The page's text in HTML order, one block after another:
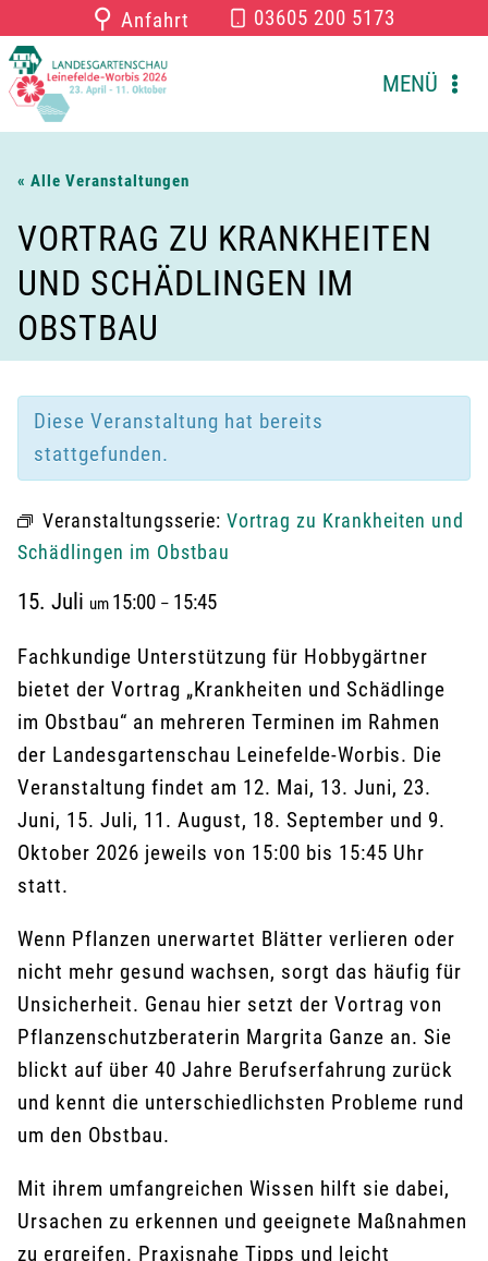
Inhalt
springen
⚲ Anfahrt 03605 200 5173
MENÜ
« Alle Veranstaltungen
VORTRAG ZU KRANKHEITEN
UND SCHÄDLINGEN IM
OBSTBAU
Diese Veranstaltung hat bereits
stattgefunden.
Veranstaltungsserie: Vortrag zu Krankheiten und
Schädlingen im Obstbau
15. Juli um 15:00 – 15:45
Fachkundige Unterstützung für Hobbygärtner
bietet der Vortrag „Krankheiten und Schädlinge
im Obstbau“ an mehreren Terminen im Rahmen
der Landesgartenschau Leinefelde-Worbis. Die
Veranstaltung findet am 12. Mai, 13. Juni, 23.
Juni, 15. Juli, 11. August, 18. September und 9.
Oktober 2026 jeweils von 15:00 bis 15:45 Uhr
statt.
Wenn Pflanzen unerwartet Blätter verlieren oder
nicht mehr gesund wachsen, sorgt das häufig für
Unsicherheit. Genau hier setzt der Vortrag von
Pflanzenschutzberaterin Margrita Ganze an. Sie
blickt auf über 40 Jahre Berufserfahrung zurück
und kennt die unterschiedlichsten Probleme rund
um den Obstbau.
Mit ihrem umfangreichen Wissen hilft sie dabei,
Ursachen zu erkennen und geeignete Maßnahmen
zu ergreifen. Praxisnahe Tipps und leicht